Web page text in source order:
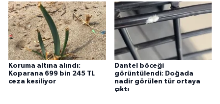
Koruma altına alındı:
Koparana 699 bin 245 TL
ceza kesiliyor
Dantel böceği
görüntülendi: Doğada
nadir görülen tür ortaya
çıktı